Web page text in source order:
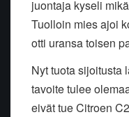
juontaja kyseli
Tuolloin mies ajoi
otti uransa toisen
Nyt tuota sijoitusta
tavoite tulee
eivät tue Citroen